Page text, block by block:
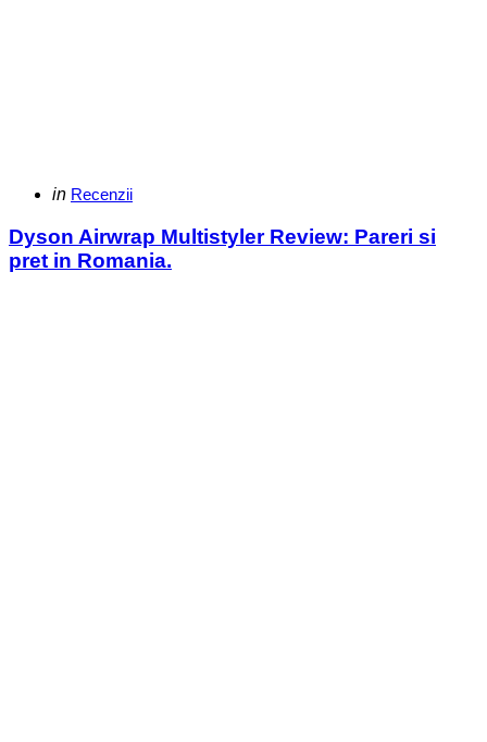
Categories
Posted
in Recenzii
Dyson Airwrap Multistyler Review: Pareri si
pret in Romania.